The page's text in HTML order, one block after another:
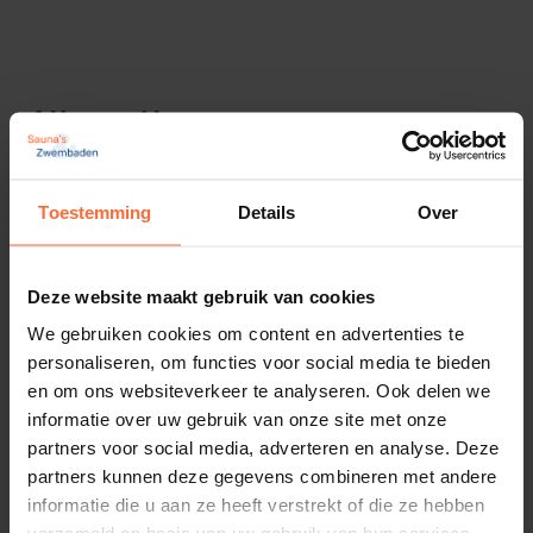
Toestemming Details Over
Deze website maakt gebruik van cookies
We gebruiken cookies om content en advertenties te
personaliseren, om functies voor social media te bieden
en om ons websiteverkeer te analyseren. Ook delen we
informatie over uw gebruik van onze site met onze
partners voor social media, adverteren en analyse. Deze
partners kunnen deze gegevens combineren met andere
informatie die u aan ze heeft verstrekt of die ze hebben
Alternatieven